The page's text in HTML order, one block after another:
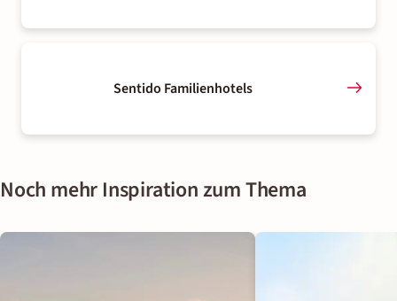
Sentido Familienhotels
Noch mehr Inspiration zum Thema